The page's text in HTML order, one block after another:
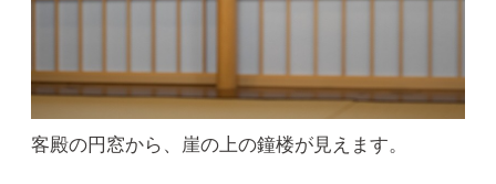
客殿の円窓から、崖の上の鐘楼が見えます。